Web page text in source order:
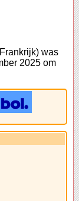
was
2025 om